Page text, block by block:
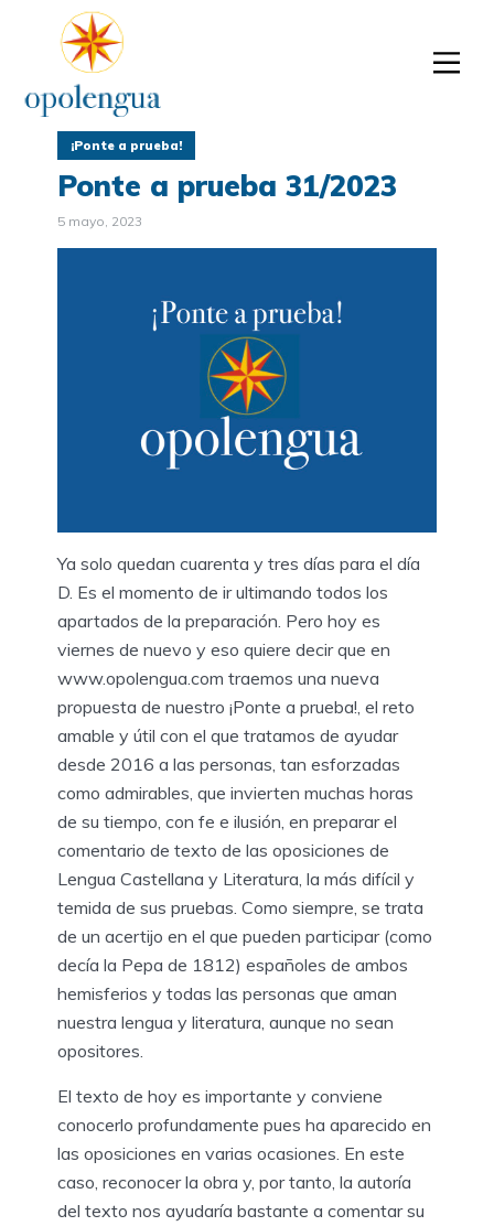
¡Ponte a prueba!
Ponte a prueba 31/2023
5 mayo, 2023
Ya solo quedan cuarenta y tres días para el día
D. Es el momento de ir ultimando todos los
apartados de la preparación. Pero hoy es
viernes de nuevo y eso quiere decir que en
www.opolengua.com traemos una nueva
propuesta de nuestro ¡Ponte a prueba!, el reto
amable y útil con el que tratamos de ayudar
desde 2016 a las personas, tan esforzadas
como admirables, que invierten muchas horas
de su tiempo, con fe e ilusión, en preparar el
comentario de texto de las oposiciones de
Lengua Castellana y Literatura, la más difícil y
temida de sus pruebas. Como siempre, se trata
de un acertijo en el que pueden participar (como
decía la Pepa de 1812) españoles de ambos
hemisferios y todas las personas que aman
nuestra lengua y literatura, aunque no sean
opositores.
El texto de hoy es importante y conviene
conocerlo profundamente pues ha aparecido en
las oposiciones en varias ocasiones. En este
caso, reconocer la obra y, por tanto, la autoría
del texto nos ayudaría bastante a comentar su